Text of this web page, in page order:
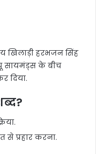
खिलाड़ी हरभजन सिंह
सायमंड्स के बीच
दिया.
से प्रहार करना.